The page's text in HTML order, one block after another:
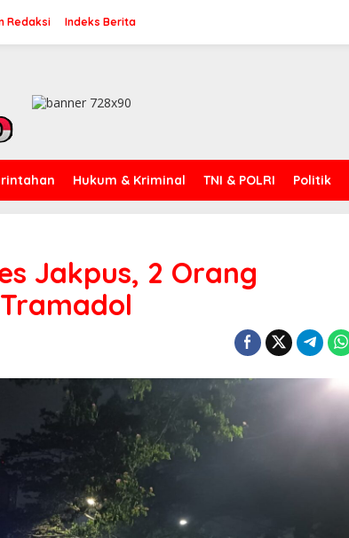
Redaksi Indeks Berita
Hukum & Kriminal TNI & POLRI Politik
Jakpus, 2 Orang